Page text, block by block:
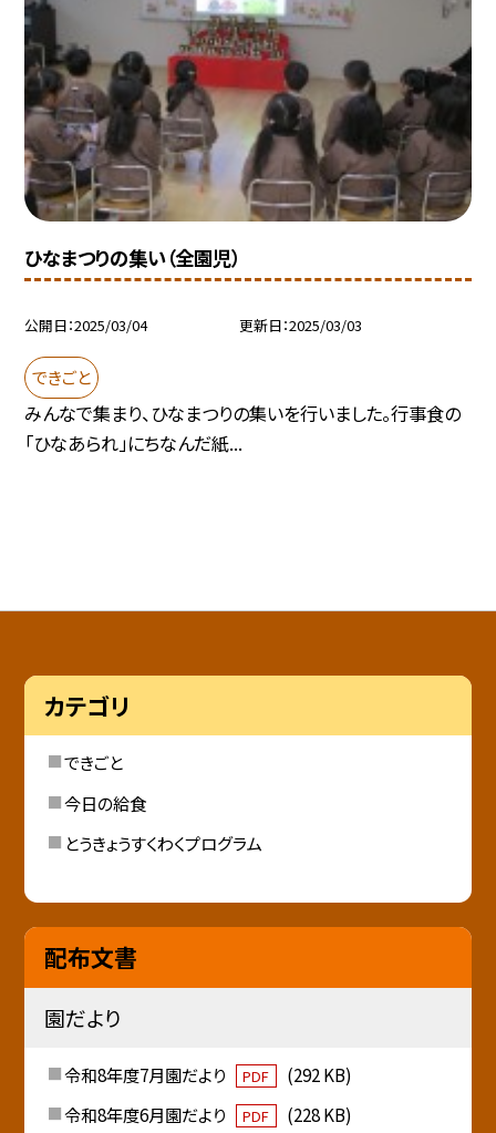
ひなまつりの集い（全園児）
公開日 2025/03/04 更新日 2025/03/03
できごと
みんなで集まり、ひなまつりの集いを行いました。行事食の
「ひなあられ」にちなんだ紙...
カテゴリ
できごと
今日の給食
とうきょうすくわくプログラム
配布文書
園だより
令和8年度7月園だより PDF
(292 KB)
令和8年度6月園だより
PDF
(228 KB)